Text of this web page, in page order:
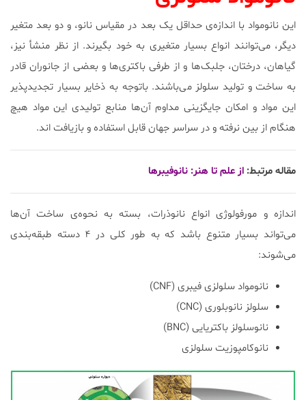
این نانومواد با اندازه‌ی حداقل یک بعد در مقیاس نانو، و دو بعد متغیر
دیگر، می‌توانند انواع بسیار متغیری به خود بگیرند. از نظر منشأ نیز،
گیاهان، درختان، جلبک‌ها و از طرفی باکتری‌ها و بعضی از جانوران قادر
به ساخت و تولید سلولز می‌باشند. باتوجه به ذخایر بسیار تجدیدپذیر
این مواد و امکان جایگزینی مداوم آن‌ها منابع تولیدی این مواد هیچ
هنگام از بین نرفته و در سراسر جهان قابل استفاده و بازیافت اند.
مقاله مرتبط: از علم تا هنر: نانوفیبرها
اندازه و مورفولوژی انواع نانوذرات، بسته به نحوه‌ی ساخت آن‌ها
می‌تواند بسیار متنوع باشد که به طور کلی در ۴ دسته طبقه‌بندی
می‌شوند:
نانومواد سلولزی فیبری (CNF)
سلولز نانوبلوری (CNC)
نانوسلولز باکتریایی (BNC)
نانوکامپوزیت سلولزی